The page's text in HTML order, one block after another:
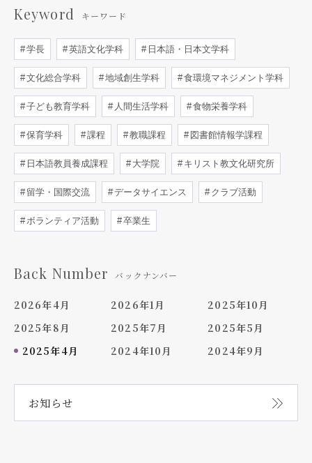
Keyword キーワード
学長 英語文化学科 日本語・日本文学科
文化総合学科 地域創生学科 食環境マネジメント学科
子ども教育学科 人間生活学科 食物栄養学科
保育学科 課程 教職課程 図書館情報学課程
日本語教員養成課程 大学院 キリスト教文化研究所
留学・国際交流 データサイエンス クラブ活動
ボランティア活動 卒業生
Back Number バックナンバー
2026年4月 2026年1月
2025年10月
2025年8月
2025年7月
2025年5月
2025年4月
2024年10月 2024年9月
お知らせ